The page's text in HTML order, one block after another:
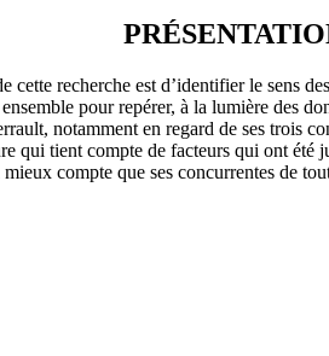
cette recherche est d’identifier le sens
pour repérer, à la lumière des
notamment en regard de ses trois
qui tient compte de facteurs qui ont
compte que ses concurrentes de